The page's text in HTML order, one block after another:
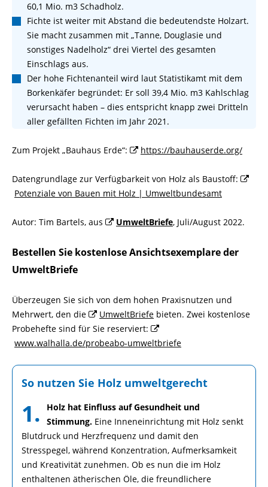
60,1 Mio. m3 Schadholz.
Fichte ist weiter mit Abstand die bedeutendste Holzart.
Sie macht zusammen mit „Tanne, Douglasie und
sonstiges Nadelholz“ drei Viertel des gesamten
Einschlags aus.
Der hohe Fichtenanteil wird laut Statistikamt mit dem
Borkenkäfer begründet: Er soll 39,4 Mio. m3 Kahlschlag
verursacht haben – dies entspricht knapp zwei Dritteln
aller gefällten Fichten im Jahr 2021.
Zum Projekt „Bauhaus Erde“: https://bauhauserde.org/
Datengrundlage zur Verfügbarkeit von Holz als Baustoff:
Potenziale von Bauen mit Holz | Umweltbundesamt
Autor: Tim Bartels, aus UmweltBriefe, Juli/August 2022.
Bestellen Sie kostenlose Ansichtsexemplare der
UmweltBriefe
Überzeugen Sie sich von dem hohen Praxisnutzen und
Mehrwert, den die
UmweltBriefe bieten. Zwei kostenlose
Probehefte sind für Sie reserviert:
www.walhalla.de/probeabo-umweltbriefe
So nutzen Sie Holz umweltgerecht
1.
Holz hat Einfluss auf Gesundheit und
Stimmung. Eine Inneneinrichtung mit Holz senkt
Blutdruck und Herzfrequenz und damit den
Stresspegel, während Konzentration, Aufmerksamkeit
und Kreativität zunehmen. Ob es nun die im Holz
enthaltenen ätherischen Öle, die freundlichere